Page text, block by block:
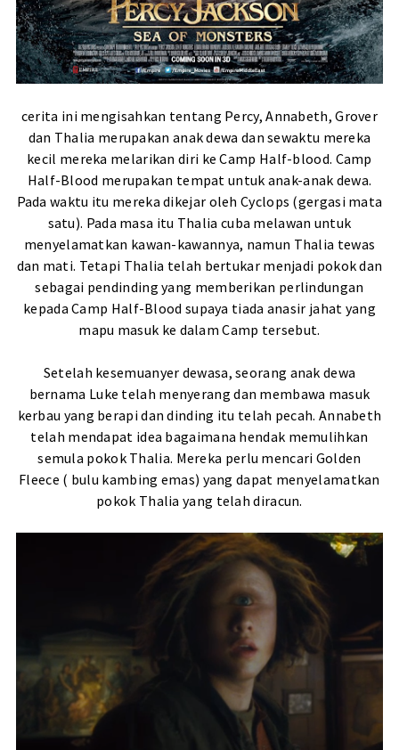
cerita ini mengisahkan tentang Percy, Annabeth, Grover
dan Thalia merupakan anak dewa dan sewaktu mereka
kecil mereka melarikan diri ke Camp Half-blood. Camp
Half-Blood merupakan tempat untuk anak-anak dewa.
Pada waktu itu mereka dikejar oleh Cyclops (gergasi mata
satu). Pada masa itu Thalia cuba melawan untuk
menyelamatkan kawan-kawannya, namun Thalia tewas
dan mati. Tetapi Thalia telah bertukar menjadi pokok dan
sebagai pendinding yang memberikan perlindungan
kepada Camp Half-Blood supaya tiada anasir jahat yang
mapu masuk ke dalam Camp tersebut.
Setelah kesemuanyer dewasa, seorang anak dewa
bernama Luke telah menyerang dan membawa masuk
kerbau yang berapi dan dinding itu telah pecah. Annabeth
telah mendapat idea bagaimana hendak memulihkan
semula pokok Thalia. Mereka perlu mencari Golden
Fleece ( bulu kambing emas) yang dapat menyelamatkan
pokok Thalia yang telah diracun.